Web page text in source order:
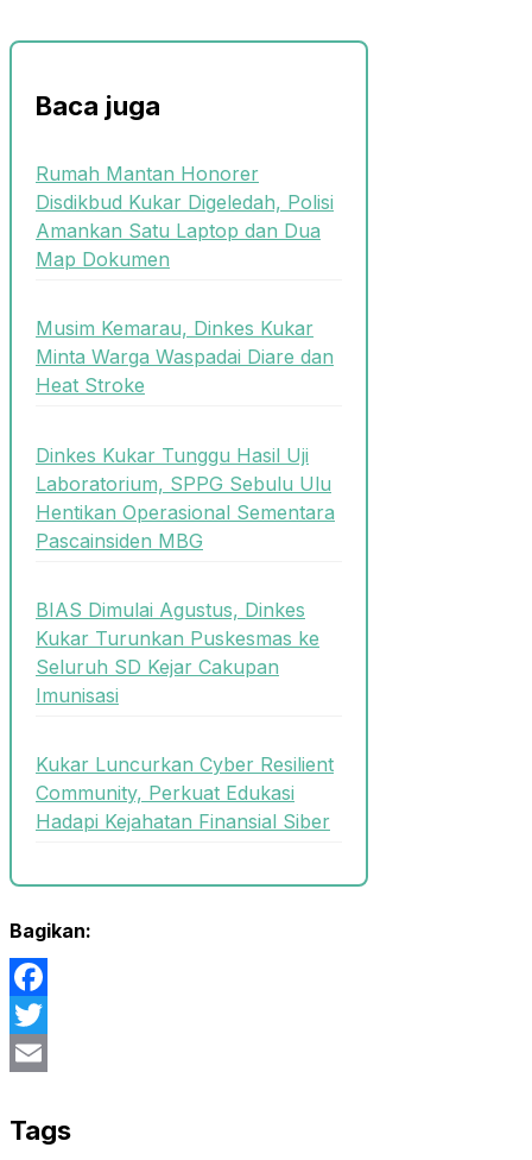
Baca juga
Rumah Mantan Honorer
Disdikbud Kukar Digeledah, Polisi
Amankan Satu Laptop dan Dua
Map Dokumen
Musim Kemarau, Dinkes Kukar
Minta Warga Waspadai Diare dan
Heat Stroke
Dinkes Kukar Tunggu Hasil Uji
Laboratorium, SPPG Sebulu Ulu
Hentikan Operasional Sementara
Pascainsiden MBG
BIAS Dimulai Agustus, Dinkes
Kukar Turunkan Puskesmas ke
Seluruh SD Kejar Cakupan
Imunisasi
Kukar Luncurkan Cyber Resilient
Community, Perkuat Edukasi
Hadapi Kejahatan Finansial Siber
Bagikan:
Facebook
Twitter
Tags